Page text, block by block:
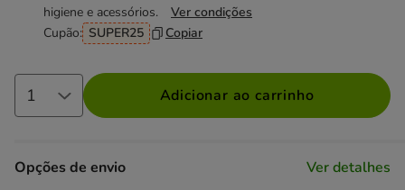
higiene e acessórios.
Ver condições
Cupão: SUPER25 Copiar
Adicionar ao carrinho
Opções de envio Ver detalhes